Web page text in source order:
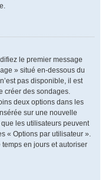
le premier message
» situé en-dessous du
pas disponible, il est
créer des sondages.
deux options dans les
sur une nouvelle
les utilisateurs peuvent
« Options par utilisateur ».
en jours et autoriser